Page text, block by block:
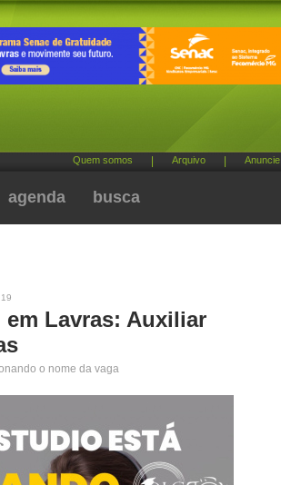
Quem somos Arquivo Anuncie
agenda busca
Lavras: Auxiliar
o nome da vaga